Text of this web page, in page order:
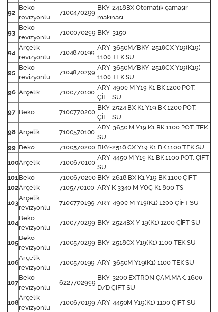
92
Beko
revizyonlu
7100470299
BKY-2418BX Otomatik çamaşır
makinası
93
Beko
revizyonlu
7100070299 BKY-3150
94
Arçelik
revizyonlu
7104870199
ARY-3650M/BKY-2518CX Y19(K19)
1100 TEK SU
95
Beko
revizyonlu
7104870299
ARY-3650M/BKY-2518CX Y19(K19)
1100 TEK SU
96 Arçelik 7100770100
ARY-4900 M Y19 K1 BK 1200 POT.
ÇİFT SU
97 Beko 7100770200
BKY-2524 BX K1 Y19 BK 1200 POT.
ÇİFT SU
98 Arçelik 7100570100
ARY-3650 M Y19 K1 BK 1100 POT. TEK
SU
99 Beko 7100570200 BKY-2518 CX Y19 K1 BK 1100 TEK SU
100Arçelik 7100670100
ARY-4450 M Y19 K1 BK 1100 POT. ÇİFT
SU
101 Beko 7100670200 BKY-2618 BX K1 Y19 BK 1100 ÇİFT
102Arçelik 7105770100 ARY K 3340 M YOÇ K1 800 TS
103
Arçelik
revizyonlu
7100770199 ARY-4900 M Y19(K1) 1200 ÇİFT SU
104
Beko
revizyonlu
7100770299 BKY-2524BX Y 19(K1) 1200 ÇİFT SU
105
Beko
revizyonlu
7100570299 BKY-2518CX Y19(K1) 1100 TEK SU
106
Arçelik
revizyonlu
7100570199 ARY-3650M Y19(K1) 1100 TEK SU
107
Beko
revizyonlu
6227702999
BKY-3200 EXTRON ÇAM.MAK. 1600
D/D ÇİFT SU
108
Arçelik
revizyonlu
7100670199 ARY-4450M Y19(K1) 1100 ÇİFT SU